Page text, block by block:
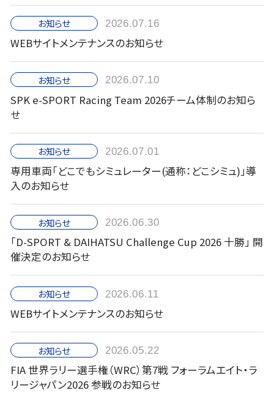
お知らせ 2026.07.16
WEBサイトメンテナンスのお知らせ
お知らせ 2026.07.10
SPK e-SPORT Racing Team 2026チーム体制のお知ら
せ
お知らせ 2026.07.01
専用車両「どこでもシミュレーター(通称：どこシミュ)」導
入のお知らせ
お知らせ 2026.06.30
「D-SPORT & DAIHATSU Challenge Cup 2026 十勝」 開
催決定のお知らせ
お知らせ 2026.06.11
WEBサイトメンテナンスのお知らせ
お知らせ 2026.05.22
FIA 世界ラリー選手権（WRC）第7戦 フォーラムエイト・ラ
リージャパン2026 参戦のお知らせ